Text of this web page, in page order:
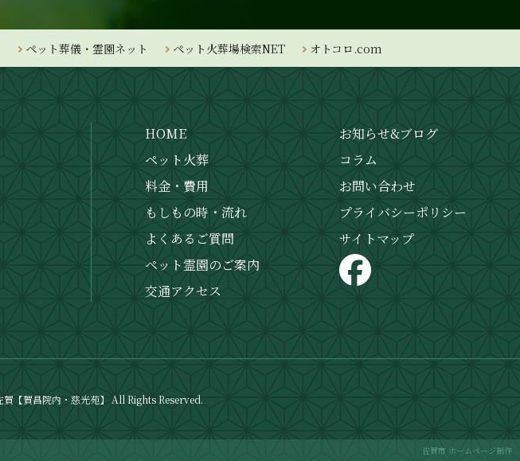
ペット葬儀・霊園ネット ペット火葬場検索NET オトコロ.com
HOME
ペット火葬
料金・費用
もしもの時・流れ
よくあるご質問
ペット霊園のご案内
交通アクセス
お知らせ&ブログ
コラム
お問い合わせ
プライバシーポリシー
サイトマップ
【賀昌院内・慈光苑】 All Rights Reserved.
佐賀市 ホームページ制作